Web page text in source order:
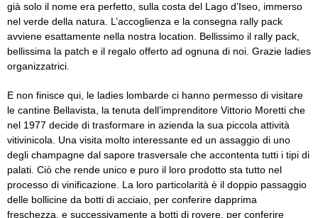
già solo il nome era perfetto, sulla costa del Lago d’Iseo, immerso
nel verde della natura. L’accoglienza e la consegna rally pack
avviene esattamente nella nostra location. Bellissimo il rally pack,
bellissima la patch e il regalo offerto ad ognuna di noi. Grazie ladies
organizzatrici.
E non finisce qui, le ladies lombarde ci hanno permesso di visitare
le cantine Bellavista, la tenuta dell’imprenditore Vittorio Moretti che
nel 1977 decide di trasformare in azienda la sua piccola attività
vitivinicola. Una visita molto interessante ed un assaggio di uno
degli champagne dal sapore trasversale che accontenta tutti i tipi di
palati. Ciò che rende unico e puro il loro prodotto sta tutto nel
processo di vinificazione. La loro particolarità è il doppio passaggio
delle bollicine da botti di acciaio, per conferire dapprima
freschezza, e successivamente a botti di rovere, per conferire